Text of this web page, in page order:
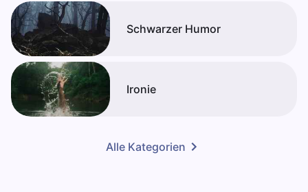
Schwarzer Humor
Ironie
Alle Kategorien